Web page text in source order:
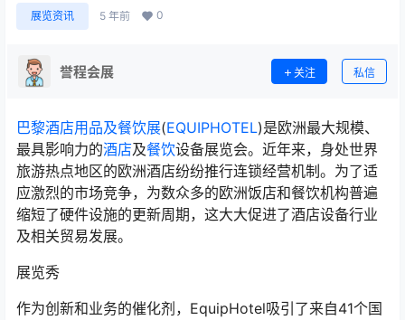
展览资讯 5 年前 0
誉程会展 关注 私信
巴黎酒店用品及餐饮展(EQUIPHOTEL)是欧洲最大规模、
最具影响力的酒店及餐饮设备展览会。近年来，身处世界
旅游热点地区的欧洲酒店纷纷推行连锁经营机制。为了适
应激烈的市场竞争，为数众多的欧洲饭店和餐饮机构普遍
缩短了硬件设施的更新周期，这大大促进了酒店设备行业
及相关贸易发展。
展览秀
作为创新和业务的催化剂，EquipHotel吸引了来自41个国